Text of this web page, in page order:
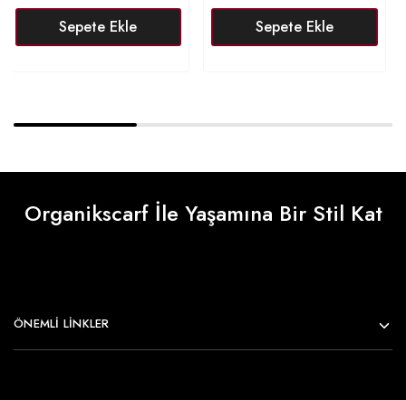
Sepete Ekle Sepete Ekle
Organikscarf İle Yaşamına Bir Stil Kat
ÖNEMLI LINKLER